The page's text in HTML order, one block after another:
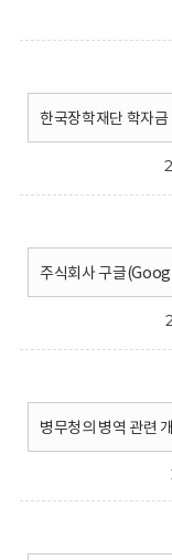
한국장학재단 학자
주식회사 구글
병무청의 병역 관련